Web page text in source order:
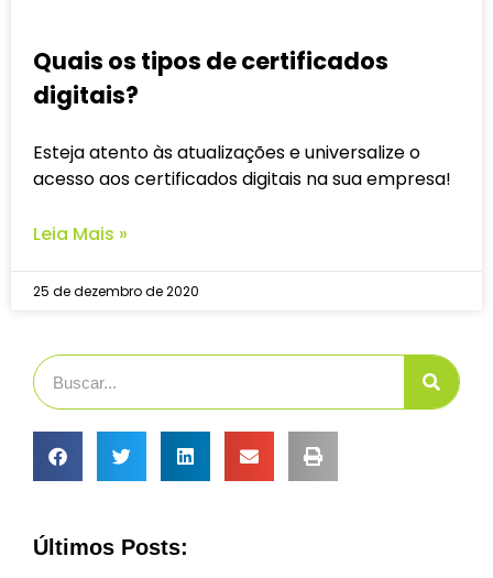
Quais os tipos de certificados
digitais?
Esteja atento às atualizações e universalize o
acesso aos certificados digitais na sua empresa!
Leia Mais »
25 de dezembro de 2020
Últimos Posts: